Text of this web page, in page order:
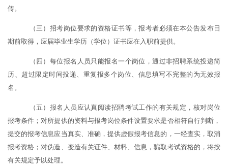
传。
（三）招考岗位要求的资格证书等，报考者必须在本公告发布日
期前取得，应届毕业生学历（学位）证书应在入职前提供。
（四）每位报名人员只能报名一个岗位，通过非招聘系统投递简
历、超过限定时间投递、重复报多个岗位、信息填写不完整的为无效报
名。
（五）报名人员应认真阅读招聘考试工作的有关规定，核对岗位
报考条件；对所提供的资料与报考岗位条件设置要求是否相符自行判断，
提交的报考信息应当真实、准确，提供虚假报考信息的，一经查实，取消
报考资格；对伪造、变造有关证件、材料、信息，骗取考试资格的，将按
有关规定予以处理。